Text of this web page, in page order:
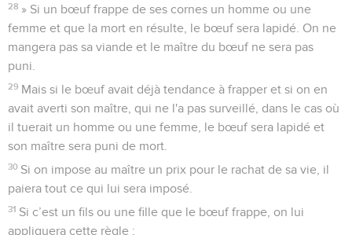
28 » Si un bœuf frappe de ses cornes un homme ou une
femme et que la mort en résulte, le bœuf sera lapidé. On ne
mangera pas sa viande et le maître du bœuf ne sera pas
puni.
29 Mais si le bœuf avait déjà tendance à frapper et si on en
avait averti son maître, qui ne l'a pas surveillé, dans le cas où
il tuerait un homme ou une femme, le bœuf sera lapidé et
son maître sera puni de mort.
30 Si on impose au maître un prix pour le rachat de sa vie, il
paiera tout ce qui lui sera imposé.
31 Si c’est un fils ou une fille que le bœuf frappe, on lui
appliquera cette règle ;